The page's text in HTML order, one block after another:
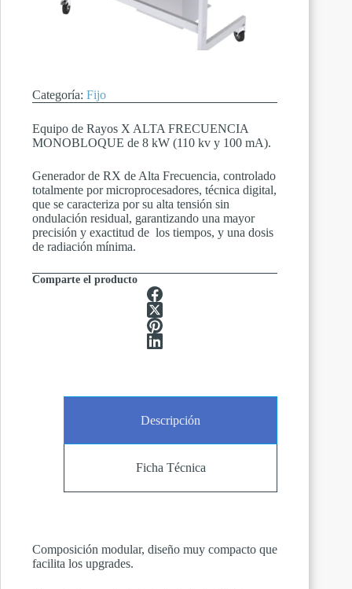
Categoría: Fijo
Equipo de Rayos X ALTA FRECUENCIA
MONOBLOQUE de 8 kW (110 kv y 100 mA).
Generador de RX de Alta Frecuencia, controlado
totalmente por microprocesadores, técnica digital,
que se caracteriza por su alta tensión sin
ondulación residual, garantizando una mayor
precisión y exactitud de los tiempos, y una dosis
de radiación mínima.
Comparte el producto
Descripción
Ficha Técnica
Composición modular, diseño muy compacto que
facilita los upgrades.